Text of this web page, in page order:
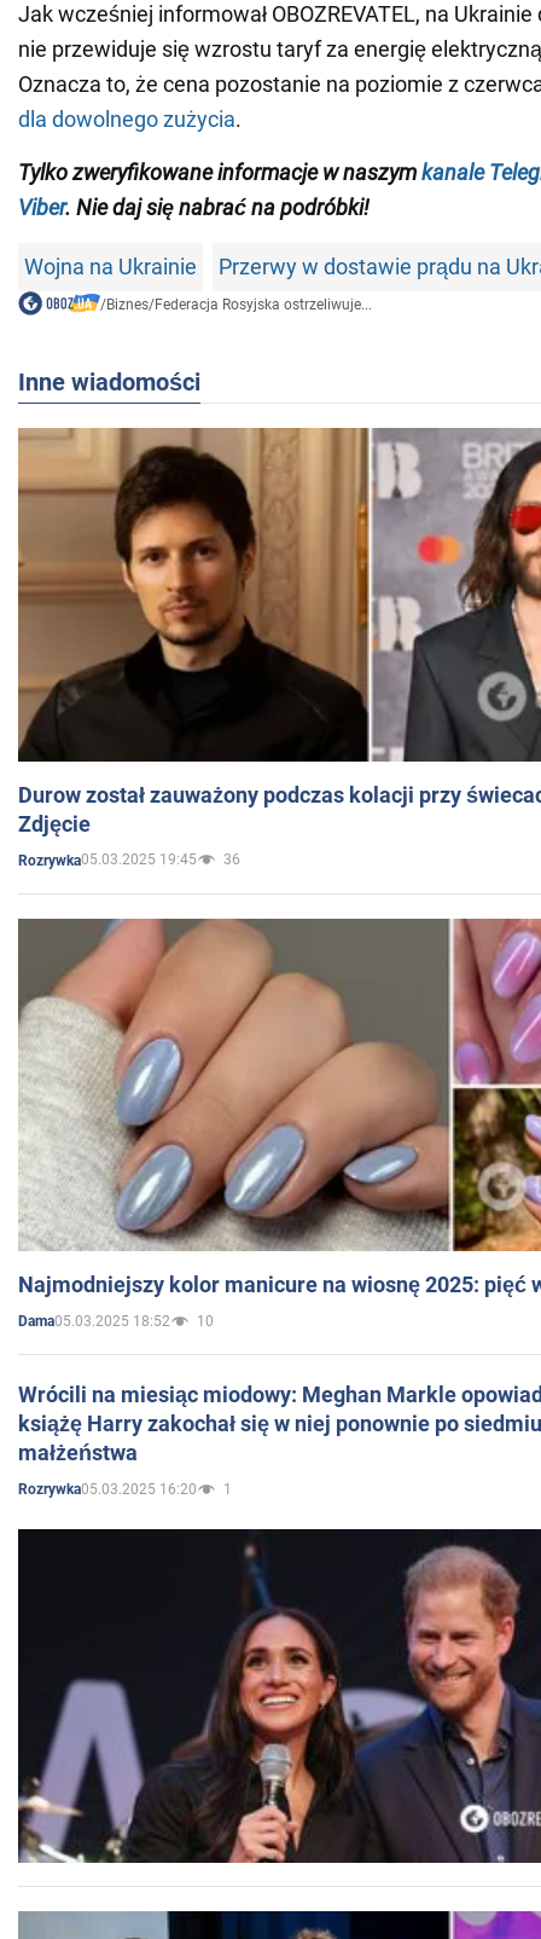
Jak wcześniej informował OBOZREVATEL, na
nie przewiduje się wzrostu taryf za energię
Oznacza to, że cena pozostanie na poziomie z
dla dowolnego zużycia.
Tylko zweryfikowane informacje w naszymkanale
Viber. Nie daj się nabrać na podróbki!
Wojna na Ukrainie Przerwy w dostawie prądu na
/Biznes/Federacja Rosyjska ostrzeliwuje...
Inne wiadomości
Durow został zauważony podczas kolacji przy
Zdjęcie
Rozrywka05.03.2025 19:45 36
Najmodniejszy kolor manicure na wiosnę 2025: pięć
Dama05.03.2025 18:52 10
Wrócili na miesiąc miodowy: Meghan Markle
książę Harry zakochał się w niej ponownie po
małżeństwa
Rozrywka05.03.2025 16:20 1